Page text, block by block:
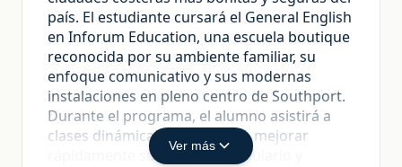
país. El estudiante cursará el General English
en Inforum Education, una escuela boutique
reconocida por su ambiente familiar, su
enfoque comunicativo y sus modernas
instalaciones en pleno centro de Southport.
Durante el programa, el alumno asistirá a
clases dinámicas orientadas a mejorar
rápidamente su fluidez, vocabulario y
Ver más